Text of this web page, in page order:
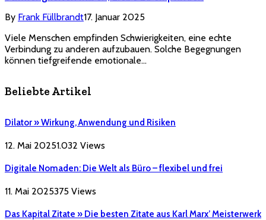
By Frank Füllbrandt17. Januar 2025
Viele Menschen empfinden Schwierigkeiten, eine echte
Verbindung zu anderen aufzubauen. Solche Begegnungen
können tiefgreifende emotionale…
Beliebte Artikel
Dilator » Wirkung, Anwendung und Risiken
12. Mai 20251.032 Views
Digitale Nomaden: Die Welt als Büro – flexibel und frei
11. Mai 2025375 Views
Das Kapital Zitate » Die besten Zitate aus Karl Marx’ Meisterwerk